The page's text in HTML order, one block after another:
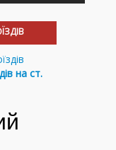
на ст.